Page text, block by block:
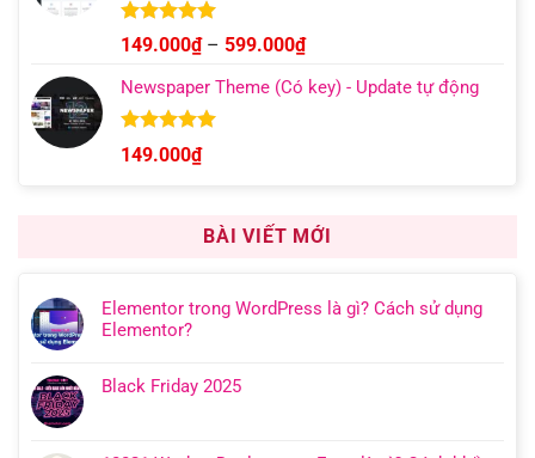
Được xếp
hạng 5.00
5 sao
149.000₫ – 599.000₫Khoảng
từ
Newspaper Theme (Có key) - Update tự động
Được xếp
hạng4.92
149.000₫
BÀI VIẾT MỚI
Elementor trong WordPress là gì? Cách sử dụng
Elementor?
Black Friday 2025